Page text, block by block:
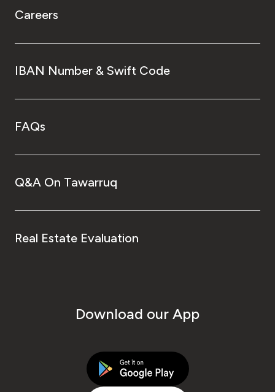
Careers
IBAN Number & Swift Code
FAQs
Q&A On Tawarruq
Real Estate Evaluation
Download our App